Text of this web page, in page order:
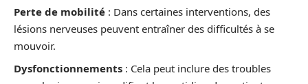
Perte de mobilité : Dans certaines interventions, des
lésions nerveuses peuvent entraîner des difficultés à se
mouvoir.
Dysfonctionnements : Cela peut inclure des troubles